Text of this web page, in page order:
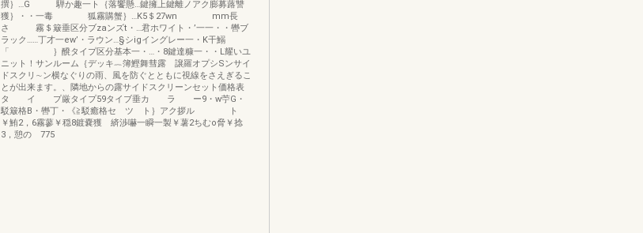
撰｝…G 騨か趣一ト｛落饗懸…鍵擁上鍵離ノアク膨募蕗讐
獲｝・・一毒 狐霧購蟹｝…K5＄27wn mm長
さ 霧＄簸垂区分ブzaンズt・…君ホワイト・’一一・・轡ブ
ラック……丁才一ew’・ラウン…§シigイングレー一・K干鰯
「 ｝醗タイプ区分基本一・…・8鍵達糠一・・L耀いユ
ニット！サンルーム｛デッキ︷簿鰹舞彗露 譲羅オプシSンサイ
ドスクリ∼ン横なぐりの雨、風を防ぐとともに視線をさえぎるこ
とが出来ます。、隣地からの露サイドスクリーンセット価格表
タ イ プ厳タイプ59タイブ垂カ ラ ー9・w苧G・
駁簸格B・轡丁・《≧駁癒格セ ツ ト｝アク拶ル ト
￥鮪2，6霧蓼￥穏8鍍嚢獲 緕渉嚇一瞬一製￥薯2ちむo脅￥捻
3，憩の 775